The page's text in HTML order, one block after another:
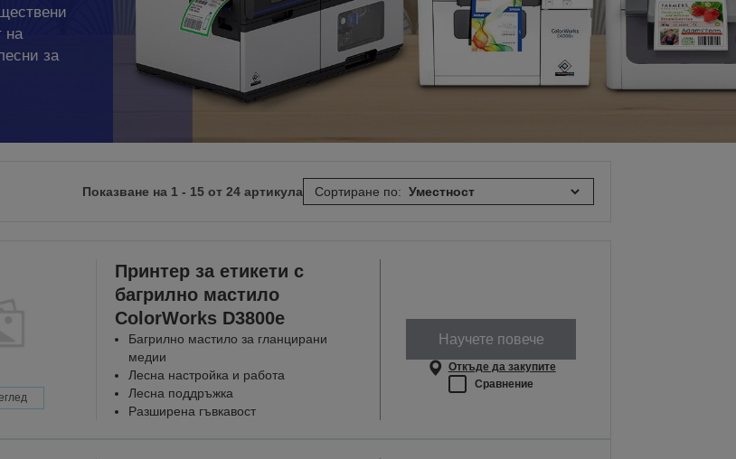
на
за
Показване на 1 - 15 от 24 артикула Сортиране по:
Принтер за етикети с
багрилно мастило
ColorWorks D3800e
Багрилно мастило за гланцирани
медии
Лесна настройка и работа
Лесна поддръжка
Разширена гъвкавост
Научете повече
Откъде да закупите
Сравнение